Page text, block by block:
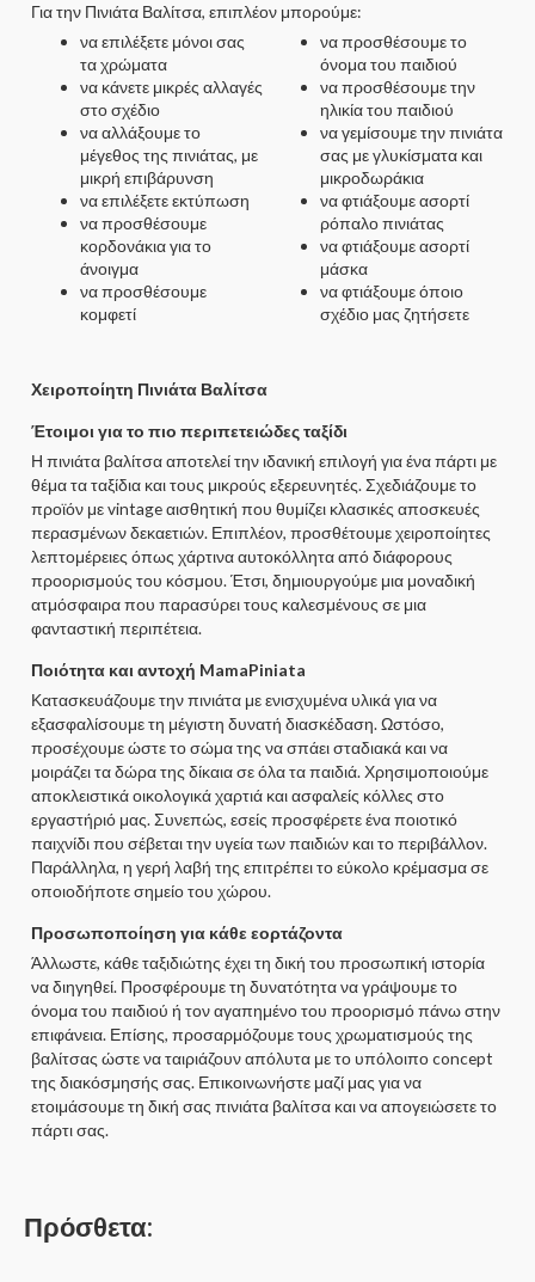
Για την Πινιάτα Βαλίτσα, επιπλέον μπορούμε:
να επιλέξετε μόνοι σας
τα χρώματα
να κάνετε μικρές αλλαγές
στο σχέδιο
να αλλάξουμε το
μέγεθος της πινιάτας, με
μικρή επιβάρυνση
να επιλέξετε εκτύπωση
να προσθέσουμε
κορδονάκια για το
άνοιγμα
να προσθέσουμε
κομφετί
να προσθέσουμε το
όνομα του παιδιού
να προσθέσουμε την
ηλικία του παιδιού
να γεμίσουμε την πινιάτα
σας με γλυκίσματα και
μικροδωράκια
να φτιάξουμε ασορτί
ρόπαλο πινιάτας
να φτιάξουμε ασορτί
μάσκα
να φτιάξουμε όποιο
σχέδιο μας ζητήσετε
Χειροποίητη Πινιάτα Βαλίτσα
Έτοιμοι για το πιο περιπετειώδες ταξίδι
Η πινιάτα βαλίτσα αποτελεί την ιδανική επιλογή για ένα πάρτι με
θέμα τα ταξίδια και τους μικρούς εξερευνητές. Σχεδιάζουμε το
προϊόν με vintage αισθητική που θυμίζει κλασικές αποσκευές
περασμένων δεκαετιών. Επιπλέον, προσθέτουμε χειροποίητες
λεπτομέρειες όπως χάρτινα αυτοκόλλητα από διάφορους
προορισμούς του κόσμου. Έτσι, δημιουργούμε μια μοναδική
ατμόσφαιρα που παρασύρει τους καλεσμένους σε μια
φανταστική περιπέτεια.
Ποιότητα και αντοχή MamaPiniata
Κατασκευάζουμε την πινιάτα με ενισχυμένα υλικά για να
εξασφαλίσουμε τη μέγιστη δυνατή διασκέδαση. Ωστόσο,
προσέχουμε ώστε το σώμα της να σπάει σταδιακά και να
μοιράζει τα δώρα της δίκαια σε όλα τα παιδιά. Χρησιμοποιούμε
αποκλειστικά οικολογικά χαρτιά και ασφαλείς κόλλες στο
εργαστήριό μας. Συνεπώς, εσείς προσφέρετε ένα ποιοτικό
παιχνίδι που σέβεται την υγεία των παιδιών και το περιβάλλον.
Παράλληλα, η γερή λαβή της επιτρέπει το εύκολο κρέμασμα σε
οποιοδήποτε σημείο του χώρου.
Προσωποποίηση για κάθε εορτάζοντα
Άλλωστε, κάθε ταξιδιώτης έχει τη δική του προσωπική ιστορία
να διηγηθεί. Προσφέρουμε τη δυνατότητα να γράψουμε το
όνομα του παιδιού ή τον αγαπημένο του προορισμό πάνω στην
επιφάνεια. Επίσης, προσαρμόζουμε τους χρωματισμούς της
βαλίτσας ώστε να ταιριάζουν απόλυτα με το υπόλοιπο concept
της διακόσμησής σας. Επικοινωνήστε μαζί μας για να
ετοιμάσουμε τη δική σας πινιάτα βαλίτσα και να απογειώσετε το
πάρτι σας.
Πρόσθετα: